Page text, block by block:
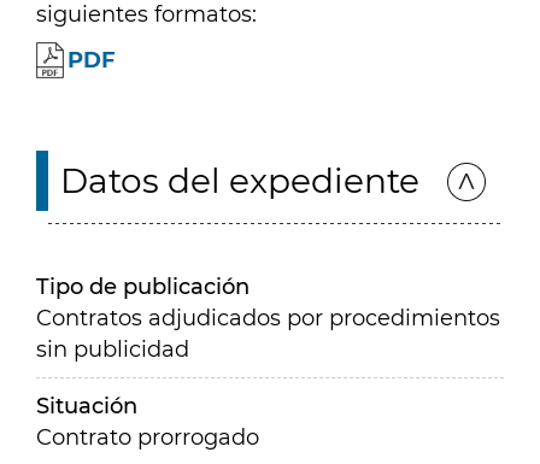
siguientes formatos:
PDF
Datos del expediente
Tipo de publicación
Contratos adjudicados por procedimientos
sin publicidad
Situación
Contrato prorrogado